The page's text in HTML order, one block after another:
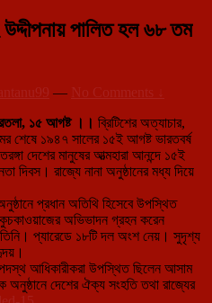
উদ্দীপনায় পালিত হল ৬৮ তম
— No Comments ↓
১৫ আগষ্ট ।। ব্রিটিশের অত্যাচার,
শেষে ১৯৪৭ সালের ১৫ই আগষ্ট ভারতবর্ষ
দেশের মানুষের আত্মহারা আনন্দে ১৫ই
দিবস। রাজ্যে নানা অনুষ্ঠানের মধ্য দিয়ে
প্রধান অতিথি হিসেবে উপস্থিত
কুচকাওয়াজের অভিভাদন গ্রহন করেন
তিনি। প্যারেডে ১৮টি দল অংশ নেয়। সুদৃশ্য
আধিকারীকরা উপস্থিত ছিলেন আসাম
অনুষ্ঠানে দেশের ঐক্য সংহতি তথা রাজ্যের